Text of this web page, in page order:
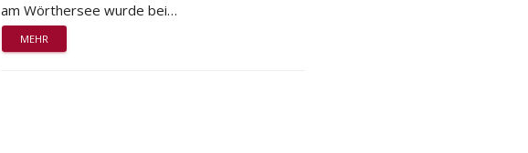
am Wörthersee wurde bei…
MEHR